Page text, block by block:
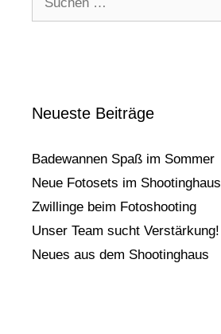
Neueste Beiträge
Badewannen Spaß im Sommer
Neue Fotosets im Shootinghaus
Zwillinge beim Fotoshooting
Unser Team sucht Verstärkung!
Neues aus dem Shootinghaus